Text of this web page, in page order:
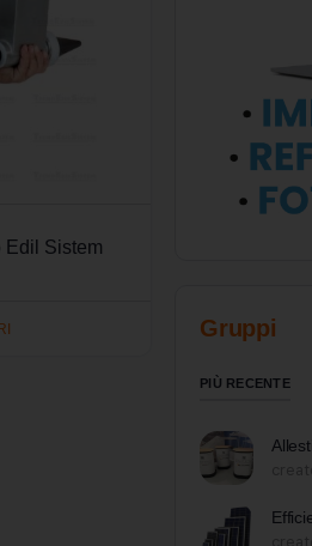
Edil Sistem
Gruppi
PIÙ RECENTE